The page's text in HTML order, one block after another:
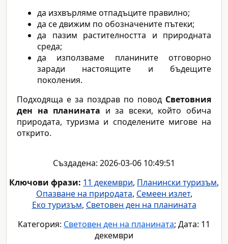
да изхвърляме отпадъците правилно;
да се движим по обозначените пътеки;
да пазим растителността и природната
среда;
да използваме планините отговорно
заради настоящите и бъдещите
поколения.
Подходяща е за поздрав по повод Световния
ден на планината и за всеки, който обича
природата, туризма и споделените мигове на
открито.
Създадена: 2026-03-06 10:49:51
Ключови фрази: 11 декември, Планински туризъм,
Опазване на природата, Семеен излет,
Еко туризъм, Световен ден на планината
Категория: Световен ден на планината; Дата: 11
декември